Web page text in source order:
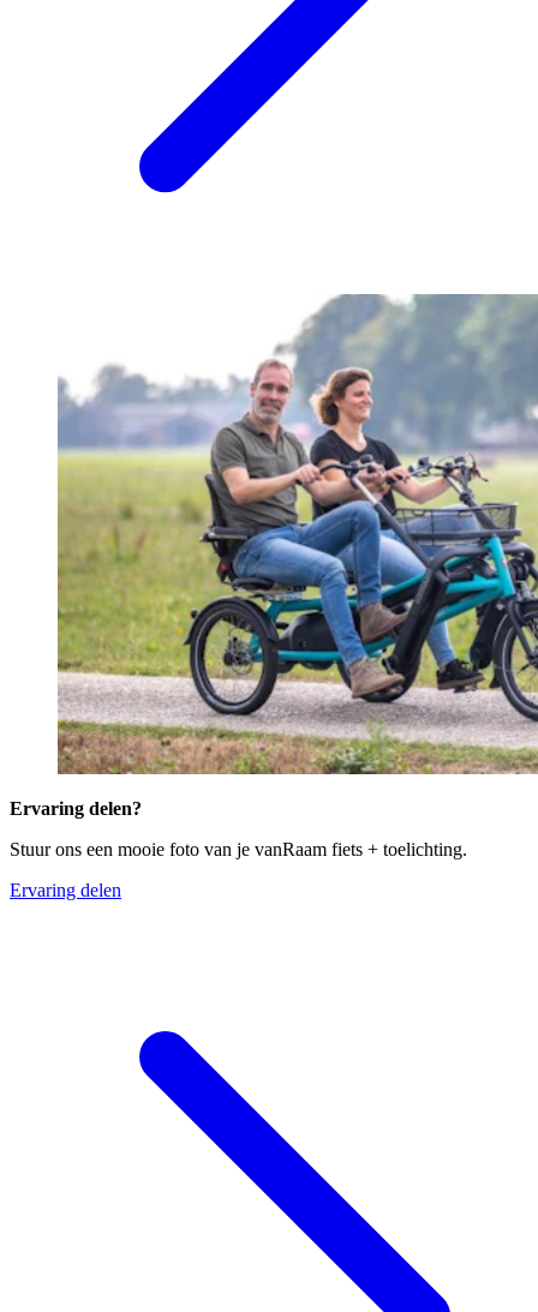
Ervaring delen?
Stuur ons een mooie foto van je vanRaam fiets + toelichting.
Ervaring delen